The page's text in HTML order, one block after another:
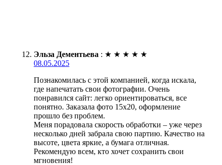
Эльза Дементьева : ★ ★ ★ ★ ★
08.05.2025
Познакомилась с этой компанией, когда искала,
где напечатать свои фотографии. Очень
понравился сайт: легко ориентироваться, все
понятно. Заказала фото 15х20, оформление
прошло без проблем.
Меня порадовала скорость обработки – уже через
несколько дней забрала свою партию. Качество на
высоте, цвета яркие, а бумага отличная.
Рекомендую всем, кто хочет сохранить свои
мгновения!